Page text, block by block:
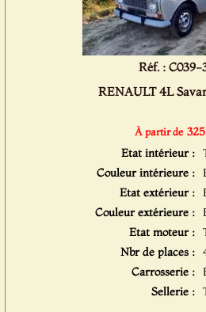
Réf. : C039-
RENAULT 4L
À partir de
Etat intérieur :
Couleur intérieure :
Etat extérieur :
Couleur extérieure :
Etat moteur :
Nbr de places :
Carrosserie :
Sellerie :